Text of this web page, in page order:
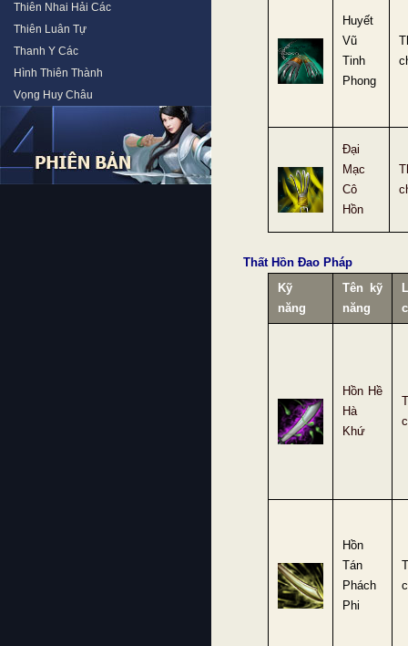
Thiên Nhai Hải Các
Thiên Luân Tự
Thanh Y Các
Hình Thiên Thành
Vọng Huy Châu
Huyết
Vũ
Tinh
Phong
Đại
Mạc
Cô
Hồn
Thất Hồn Đao Pháp
Kỹ
năng
Tên kỹ
năng
Hồn Hề
Hà
Khứ
Hồn
Tán
Phách
Phi